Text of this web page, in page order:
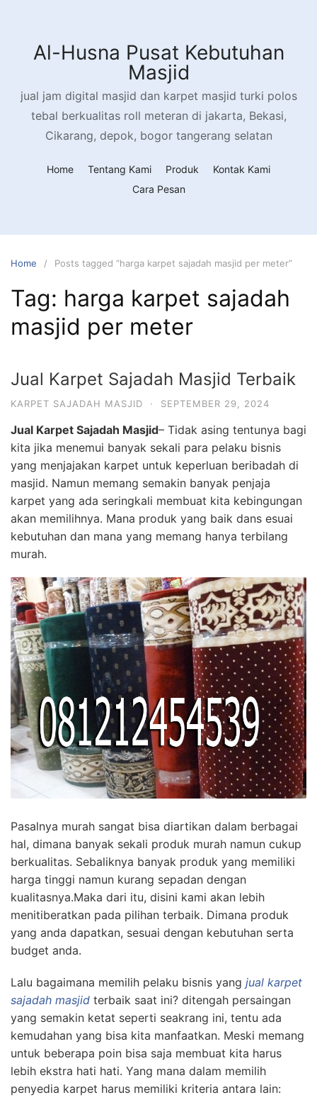
contentAl-Husna Pusat Kebutuhan
Masjid
jual jam digital masjid dan karpet masjid turki polos
tebal berkualitas roll meteran di jakarta, Bekasi,
Cikarang, depok, bogor tangerang selatan
Home Tentang Kami Produk
Kontak Kami
Cara Pesan
Home Posts tagged “harga karpet sajadah masjid per meter”
Tag: harga karpet sajadah
masjid per meter
Jual Karpet Sajadah Masjid Terbaik
KARPET SAJADAH MASJID · SEPTEMBER 29, 2024
Jual Karpet Sajadah Masjid– Tidak asing tentunya bagi
kita jika menemui banyak sekali para pelaku bisnis
yang menjajakan karpet untuk keperluan beribadah di
masjid. Namun memang semakin banyak penjaja
karpet yang ada seringkali membuat kita kebingungan
akan memilihnya. Mana produk yang baik dans esuai
kebutuhan dan mana yang memang hanya terbilang
murah.
Pasalnya murah sangat bisa diartikan dalam berbagai
hal, dimana banyak sekali produk murah namun cukup
berkualitas. Sebaliknya banyak produk yang memiliki
harga tinggi namun kurang sepadan dengan
kualitasnya.Maka dari itu, disini kami akan lebih
menitiberatkan pada pilihan terbaik. Dimana produk
yang anda dapatkan, sesuai dengan kebutuhan serta
budget anda.
Lalu bagaimana memilih pelaku bisnis yang jual karpet
sajadah masjid terbaik saat ini? ditengah persaingan
yang semakin ketat seperti seakrang ini, tentu ada
kemudahan yang bisa kita manfaatkan. Meski memang
untuk beberapa poin bisa saja membuat kita harus
lebih ekstra hati hati. Yang mana dalam memilih
penyedia karpet harus memiliki kriteria antara lain: